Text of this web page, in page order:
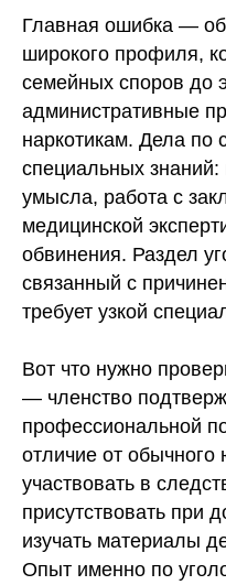
Главная ошибка —
широкого профиля,
семейных споров до
административные
наркотикам. Дела по
специальных
умысла, работа с
медицинской
обвинения. Раздел
связанный с
требует узкой
Вот что нужно
— членство
профессиональной
отличие от обычного
участвовать в
присутствовать при
изучать материалы
Опыт именно по